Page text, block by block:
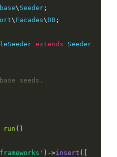
\ Seeder
\ Facades\DB ;
extends
Seeder
seeds.
run ( )
)->insert ([